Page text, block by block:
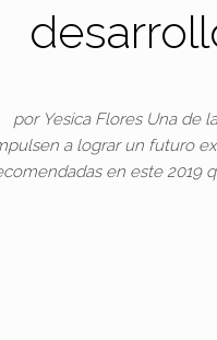
por Yesica Flores Una de
a lograr un futuro
en este 2019